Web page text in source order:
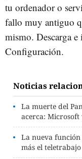
tu ordenador o
fallo muy antiguo
mismo. Descarga e
Configuración.
Noticias
La muerte del
acerca:
La nueva
más el teletrabajo